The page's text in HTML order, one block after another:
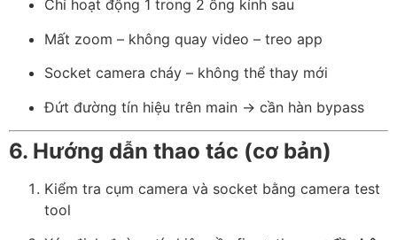
Chỉ hoạt động 1 trong 2 ống kính sau
Mất zoom – không quay video – treo app
Socket camera cháy – không thể thay mới
Đứt đường tín hiệu trên main → cần hàn bypass
6. Hướng dẫn thao tác (cơ bản)
Kiểm tra cụm camera và socket bằng camera test
tool